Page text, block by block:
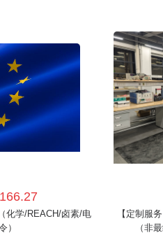
化学/REACH/卤素/电
）
【定制服
（非